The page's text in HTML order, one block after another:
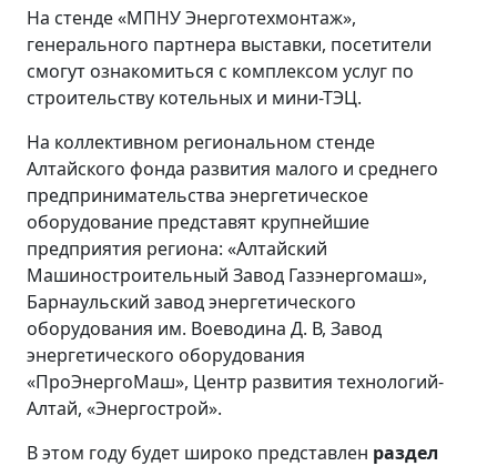
На стенде «МПНУ Энерготехмонтаж»,
генерального партнера выставки, посетители
смогут ознакомиться с комплексом услуг по
строительству котельных и мини-ТЭЦ.
На коллективном региональном стенде
Алтайского фонда развития малого и среднего
предпринимательства энергетическое
оборудование представят крупнейшие
предприятия региона: «Алтайский
Машиностроительный Завод Газэнергомаш»,
Барнаульский завод энергетического
оборудования им. Воеводина Д. В, Завод
энергетического оборудования
«ПроЭнергоМаш», Центр развития технологий-
Алтай, «Энергострой».
В этом году будет широко представлен раздел